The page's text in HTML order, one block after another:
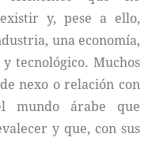
y, pese a ello,
una economía,
tecnológico. Muchos
nexo o relación con
mundo árabe que
y que, con sus